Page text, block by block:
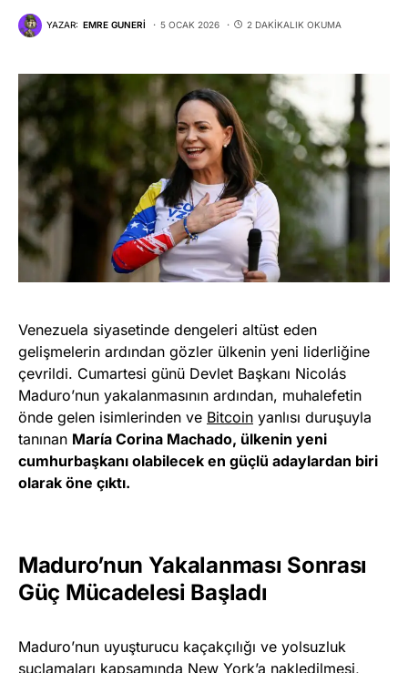
YAZAR: EMRE GUNERI 5 OCAK 2026 2 DAKIKALIK OKUMA
Venezuela siyasetinde dengeleri altüst eden
gelişmelerin ardından gözler ülkenin yeni liderliğine
çevrildi. Cumartesi günü Devlet Başkanı Nicolás
Maduro’nun yakalanmasının ardından, muhalefetin
önde gelen isimlerinden ve Bitcoin yanlısı duruşuyla
tanınan María Corina Machado, ülkenin yeni
cumhurbaşkanı olabilecek en güçlü adaylardan biri
olarak öne çıktı.
Maduro’nun Yakalanması Sonrası
Güç Mücadelesi Başladı
Maduro’nun uyuşturucu kaçakçılığı ve yolsuzluk
suçlamaları kapsamında New York’a nakledilmesi,